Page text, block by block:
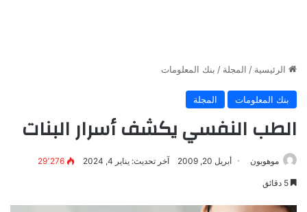
الرئيسية / المجلة / بنك المعلومات
بنك المعلومات المجلة
الطب النفسي يكشف أسرار البنات
موهوبون أبريل 20, 2009 آخر تحديث: يناير 4, 2024 29٬276